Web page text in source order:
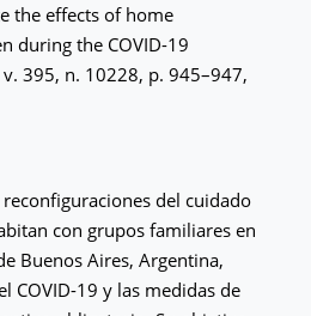
the effects of home
during the COVID-19
v. 395, n. 10228, p. 945–947,
del cuidado
con grupos familiares en
Buenos Aires, Argentina,
COVID-19 y las medidas de